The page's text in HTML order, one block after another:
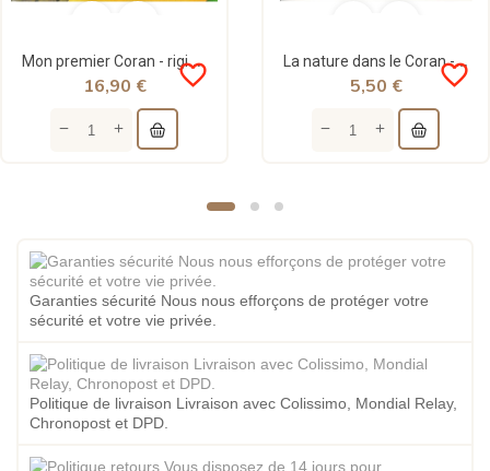
Mon premier Coran - rigide - livre d'histoires - Saniyasnain Khan - Orientica
favorite_border
16,90 €
La nature dans le Coran - Graines de foi
favorite_border
5,50 €
Garanties sécurité Nous nous efforçons de protéger votre
sécurité et votre vie privée.
Politique de livraison Livraison avec Colissimo, Mondial Relay,
Chronopost et DPD.